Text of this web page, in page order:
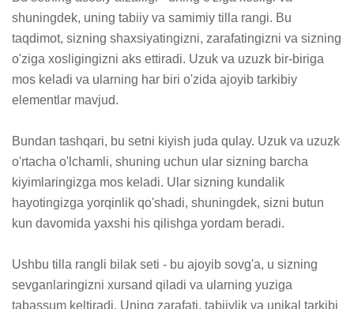
shuningdek, uning tabiiy va samimiy tilla rangi. Bu
taqdimot, sizning shaxsiyatingizni, zarafatingizni va sizning
o'ziga xosligingizni aks ettiradi. Uzuk va uzuzk bir-biriga
mos keladi va ularning har biri o'zida ajoyib tarkibiy
elementlar mavjud.
Bundan tashqari, bu setni kiyish juda qulay. Uzuk va uzuzk
o'rtacha o'lchamli, shuning uchun ular sizning barcha
kiyimlaringizga mos keladi. Ular sizning kundalik
hayotingizga yorqinlik qo'shadi, shuningdek, sizni butun
kun davomida yaxshi his qilishga yordam beradi.
Ushbu tilla rangli bilak seti - bu ajoyib sovg'a, u sizning
sevganlaringizni xursand qiladi va ularning yuziga
tabassum keltiradi. Uning zarafati, tabiiylik va unikal tarkibi